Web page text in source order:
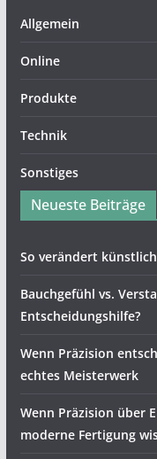
Allgemein
Online
Produkte
Technik
Sonstiges
Neueste Beiträge
So verändert
Bauchgefühl vs.
Entscheidungshilfe?
Wenn Präzision
echtes Meisterwerk
Wenn Präzision über
moderne Fertigung